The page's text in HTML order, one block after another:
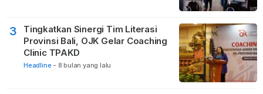
3
Tingkatkan Sinergi Tim Literasi
Provinsi Bali, OJK Gelar Coaching
Clinic TPAKD
Headline - 8 bulan yang lalu